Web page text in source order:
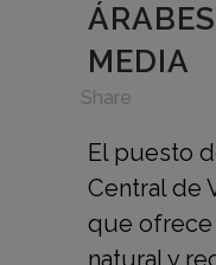
MEDIA
Share
El puesto
Central de
que ofrece
natural y